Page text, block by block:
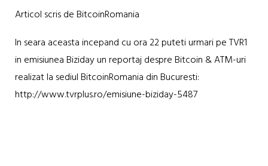
Articol scris de BitcoinRomania
In seara aceasta incepand cu ora 22 puteti urmari pe TVR1
in emisiunea Biziday un reportaj despre Bitcoin & ATM-uri
realizat la sediul BitcoinRomania din Bucuresti:
http://www.tvrplus.ro/emisiune-biziday-5487